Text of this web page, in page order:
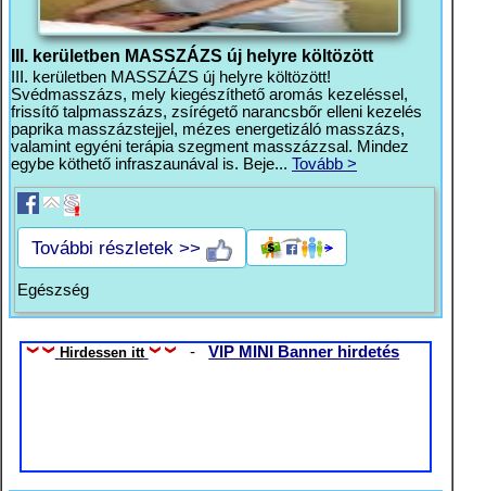
III. kerületben MASSZÁZS új helyre költözött
III. kerületben MASSZÁZS új helyre költözött!
Svédmasszázs, mely kiegészíthető aromás kezeléssel,
frissítő talpmasszázs, zsírégető narancsbőr elleni kezelés
paprika masszázstejjel, mézes energetizáló masszázs,
valamint egyéni terápia szegment masszázzsal. Mindez
egybe köthető infraszaunával is. Beje... Tovább >
További részletek >>
Egészség
Hirdessen itt -VIP MINI Banner hirdetés